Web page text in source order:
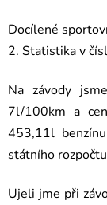
Docílené
2. Statistika v
Na závody
7l/100km a
453,11l
státního
Ujeli jme při